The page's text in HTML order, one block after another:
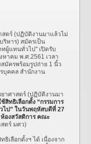
ร์ (ปฏิบัติงานมาแล้วไม่
ริหาร) สมัครเป็น
ทผู้แทนทั่วไป" เปิดรับ
าคม พ.ศ.2561 เวลา
สมัครพร้อมรูปถ่าย 1 นิ้ว
บุคคล สำนักงาน
ศาสตร์ (ปฏิบัติงานมา
ช้สิทธิเลือกตั้ง “กรรมการ
ไป” ในวันพฤหัสบดีที่ 27
องสวัสดิการ คณะ
ตร์ มศว)
ลือกตั้งฯ ได้ เนื่องจาก